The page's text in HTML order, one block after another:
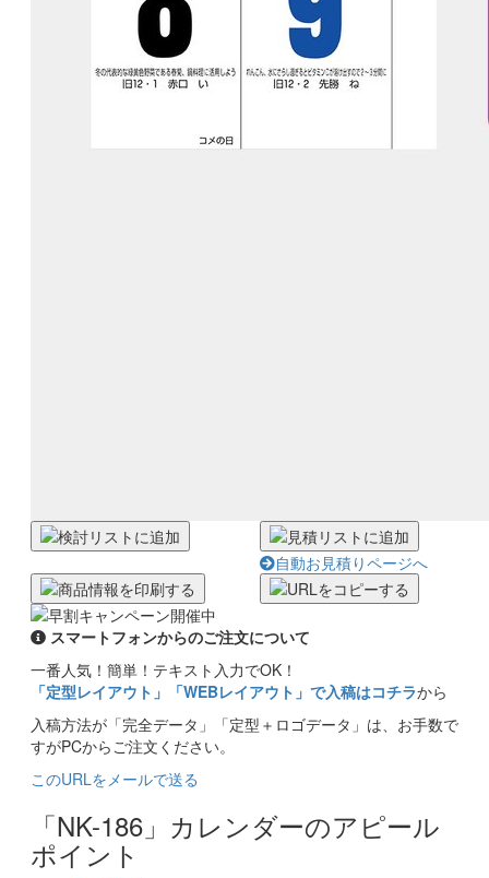
自動お見積りページへ
スマートフォンからのご注文について
一番人気！簡単！テキスト入力でOK！
「定型レイアウト」「WEBレイアウト」で入稿はコチラから
入稿方法が「完全データ」「定型＋ロゴデータ」は、お手数で
すがPCからご注文ください。
このURLをメールで送る
「NK-186」カレンダーのアピール
ポイント